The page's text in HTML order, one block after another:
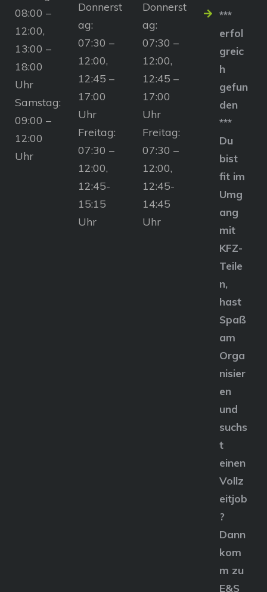
08:00 –
12:00,
13:00 –
18:00
Uhr
Samstag:
09:00 –
12:00
Uhr
Donnerst
ag:
07:30 –
12:00,
12:45 –
17:00
Uhr
Freitag:
07:30 –
12:00,
12:45-
15:15
Uhr
Donnerst
ag:
07:30 –
12:00,
12:45 –
17:00
Uhr
Freitag:
07:30 –
12:00,
12:45-
14:45
Uhr
***
erfol
greic
h
gefun
den
***
Du
bist
fit im
Umg
ang
mit
KFZ-
Teile
n,
hast
Spaß
am
Orga
nisier
en
und
suchs
t
einen
Vollz
eitjob
?
Dann
kom
m zu
E&S